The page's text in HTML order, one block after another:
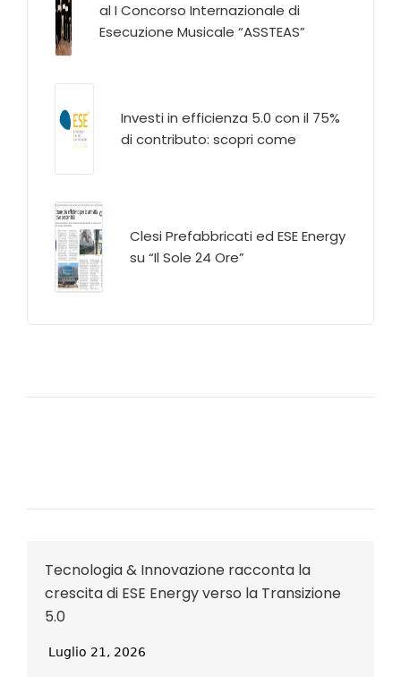
al I Concorso Internazionale di
Esecuzione Musicale “ASSTEAS”
Investi in efficienza 5.0 con il 75%
di contributo: scopri come
Clesi Prefabbricati ed ESE Energy
su “Il Sole 24 Ore”
Tecnologia & Innovazione racconta la
crescita di ESE Energy verso la Transizione
5.0
Luglio 21, 2026